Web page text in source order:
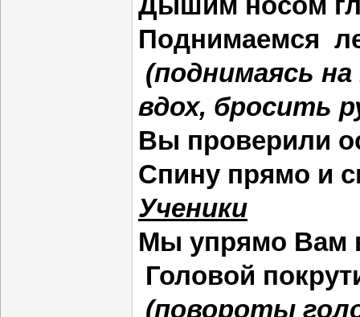
Поднимаемся
(поднимаясь на
вдох, бросить
Вы проверили
Спину прямо и
Ученики
Мы упрямо Вам
Головой
(повороты